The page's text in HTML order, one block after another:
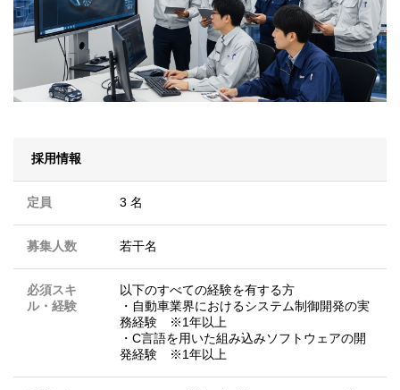
採用情報
定員 3 名
募集人数 若干名
必須スキ
ル・経験
以下のすべての経験を有する方
・自動車業界におけるシステム制御開発の実
務経験 ※1年以上
・C言語を用いた組み込みソフトウェアの開
発経験 ※1年以上